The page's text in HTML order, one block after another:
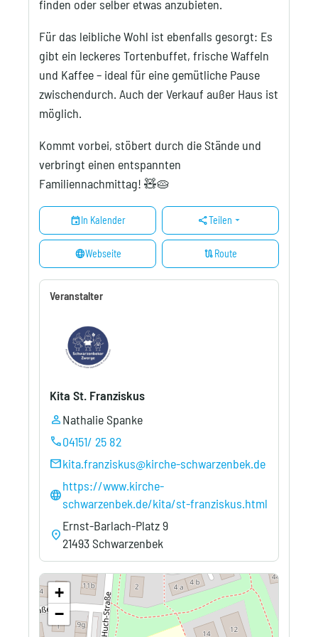
finden oder selber etwas anzubieten.
Für das leibliche Wohl ist ebenfalls gesorgt: Es
gibt ein leckeres Tortenbuffet, frische Waffeln
und Kaffee – ideal für eine gemütliche Pause
zwischendurch. Auch der Verkauf außer Haus ist
möglich.
Kommt vorbei, stöbert durch die Stände und
verbringt einen entspannten
Familiennachmittag! 🧸🥧
eventIn Kalender shareTeilen arrow_drop_down
languageWebseite routeRoute
Veranstalter
Kita St. Franziskus
personNathalie Spanke
call04151/ 25 82
mailkita.franziskus@kirche-schwarzenbek.de
language
https://www.kirche-
schwarzenbek.de/kita/st-franziskus.html
location_on
Ernst-Barlach-Platz 9
21493 Schwarzenbek
+
−